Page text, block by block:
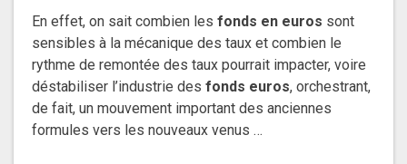
En effet, on sait combien les fonds en euros sont
sensibles à la mécanique des taux et combien le
rythme de remontée des taux pourrait impacter, voire
déstabiliser l’industrie des fonds euros, orchestrant,
de fait, un mouvement important des anciennes
formules vers les nouveaux venus …